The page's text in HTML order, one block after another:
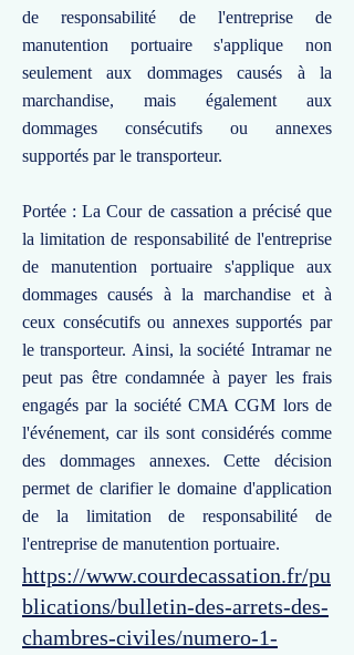
de responsabilité de l'entreprise de
manutention portuaire s'applique non
seulement aux dommages causés à la
marchandise, mais également aux
dommages consécutifs ou annexes
supportés par le transporteur.
Portée : La Cour de cassation a précisé que
la limitation de responsabilité de l'entreprise
de manutention portuaire s'applique aux
dommages causés à la marchandise et à
ceux consécutifs ou annexes supportés par
le transporteur. Ainsi, la société Intramar ne
peut pas être condamnée à payer les frais
engagés par la société CMA CGM lors de
l'événement, car ils sont considérés comme
des dommages annexes. Cette décision
permet de clarifier le domaine d'application
de la limitation de responsabilité de
l'entreprise de manutention portuaire.
https://www.courdecassation.fr/pu
blications/bulletin-des-arrets-des-
chambres-civiles/numero-1-